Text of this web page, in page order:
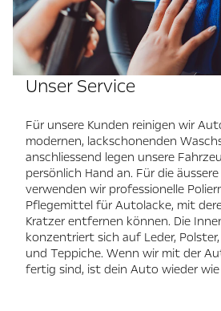
Unser Service
Für unsere Kunden reinigen wir
modernen, lackschonenden
anschliessend legen unsere
persönlich Hand an. Für die
verwenden wir professionelle
Pflegemittel für Autolacke, mit
Kratzer entfernen können. Die
konzentriert sich auf Leder,
und Teppiche. Wenn wir mit der
fertig sind, ist dein Auto wieder wie